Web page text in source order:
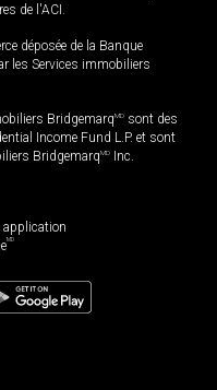
de l'ACI.
déposée de la Banque
les Services immobiliers
BridgemarqMD sont des
Income Fund L.P. et sont
BridgemarqMD Inc.
application
MD